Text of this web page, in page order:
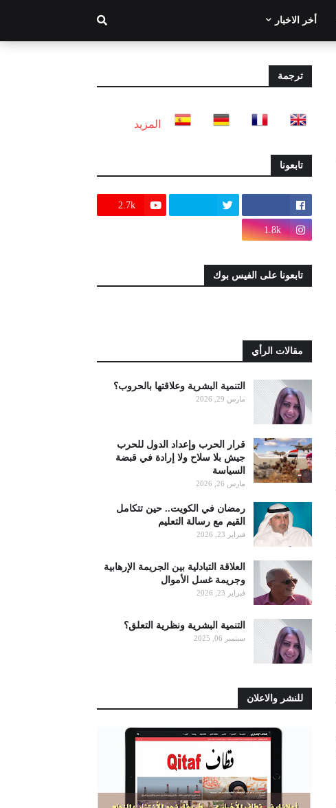
أخر الاخبار
ترجمة
المزيد
تابعونا
2.7k
1.8k
تابعونا على الفيس بوك
مقالات الرأي
التنمية البشرية وعلاقتها بالحروب؟
مارس 29, 2026
قرار الحرب وإعداد الدول للحرب
جيش بلا سلاح ولا إرادة في قبضة
السياسة
مارس 26, 2026
رمضان في الكويت.. حين تتكامل
القيم مع رسالة التعليم
فبراير 23, 2026
العلاقة التبادلية بين الجريمة الإرهابية
وجريمة غسل الأموال
فبراير 23, 2026
التنمية البشرية ونظرية التعلق؟
سبتمبر 06, 2025
للنشر والاعلان